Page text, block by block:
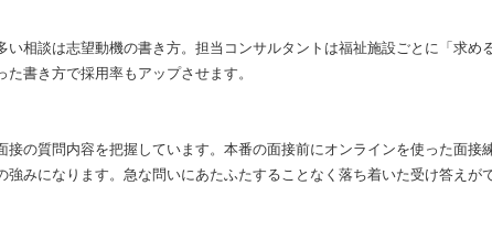
相談は志望動機の書き方。担当コンサルタントは福祉施設ごとに「求め
書き方で採用率もアップさせます。
の質問内容を把握しています。本番の面接前にオンラインを使った面接
みになります。急な問いにあたふたすることなく落ち着いた受け答えがで